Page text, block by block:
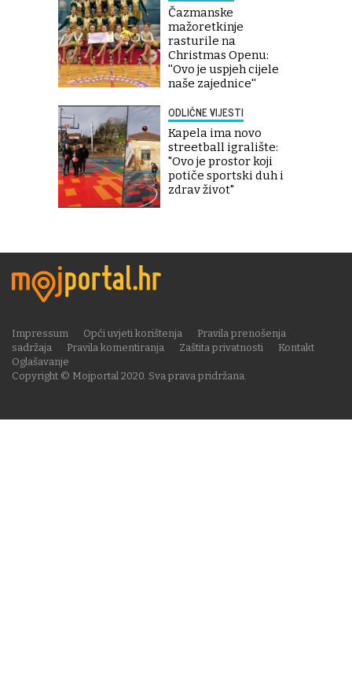
Čazmanske
mažoretkinje
rasturile na
Christmas Openu:
''Ovo je uspjeh cijele
naše zajednice''
ODLIČNE VIJESTI
Kapela ima novo
streetball igralište:
"Ovo je prostor koji
potiče sportski duh i
zdrav život"
Copyright © Mojportal 2020. Sva prava pridržana.
Impressum Opći uvjeti korištenja
Pravila prenošenja
sadržaja
Pravila komentiranja Zaštita privatnosti
Kontakt
Oglašavanje